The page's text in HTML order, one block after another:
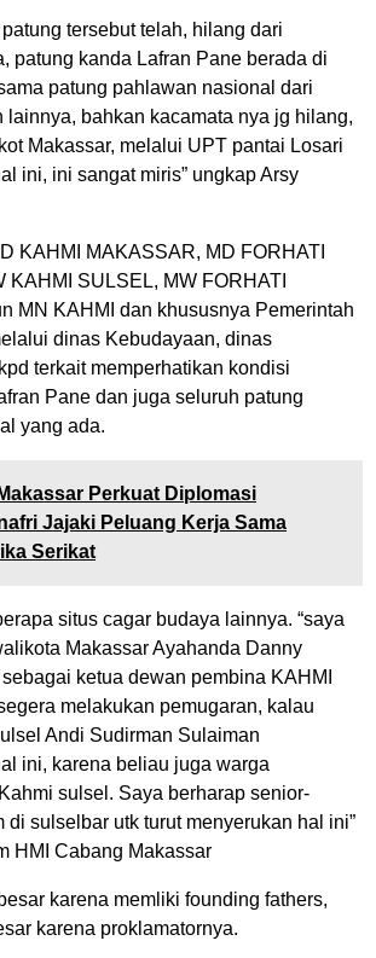
tersebut telah, hilang dari
patung kanda Lafran Pane berada di
patung pahlawan nasional dari
lainnya, bahkan kacamata nya jg hilang,
Makassar, melalui UPT pantai Losari
ini, ini sangat miris” ungkap Arsy
KAHMI MAKASSAR, MD FORHATI
KAHMI SULSEL, MW FORHATI
MN KAHMI dan khususnya Pemerintah
dinas Kebudayaan, dinas
terkait memperhatikan kondisi
Pane dan juga seluruh patung
yang ada.
Makassar Perkuat Diplomasi
Jajaki Peluang Kerja Sama
Serikat
situs cagar budaya lainnya. “saya
Makassar Ayahanda Danny
ketua dewan pembina KAHMI
melakukan pemugaran, kalau
Andi Sudirman Sulaiman
ini, karena beliau juga warga
sulsel. Saya berharap senior-
di sulselbar utk turut menyerukan hal ini”
HMI Cabang Makassar
karena memliki founding fathers,
karena proklamatornya.